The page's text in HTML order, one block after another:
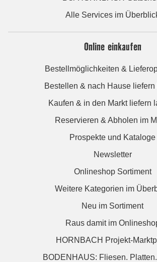
Alle Services im
Online einkaufen
Bestellmöglichkeiten &
Bestellen & nach Hause liefern
Kaufen & in den Markt liefern
Reservieren & Abholen im
Prospekte und Kataloge
Newsletter
Onlineshop Sortiment
Weitere Kategorien im
Neu im Sortiment
Raus damit im
HORNBACH Projekt-
BODENHAUS: Fliesen.